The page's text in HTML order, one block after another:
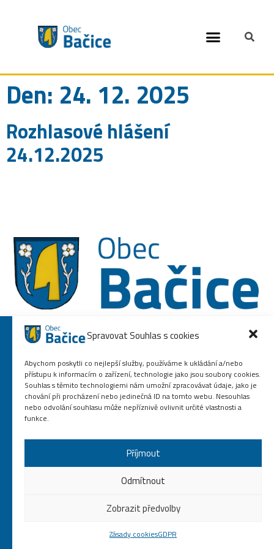
Spravovat Souhlas s cookies
Abychom poskytli co nejlepší služby, používáme k ukládání a/nebo
přístupu k informacím o zařízení, technologie jako jsou soubory cookies.
Souhlas s těmito technologiemi nám umožní zpracovávat údaje, jako je
chování při procházení nebo jedinečná ID na tomto webu. Nesouhlas
nebo odvolání souhlasu může nepříznivě ovlivnit určité vlastnosti a
funkce.
Příjmout
Odmítnout
Zobrazit předvolby
Zásady cookiesGDPR
Den: 24. 12. 2025
Rozhlasové hlášení
24.12.2025
568 864 587
obec.bacice@volny.cz
© Všechna práva vyhrazena 2020. Vytvořeno službouYASHICA DIGITAL s.r.o.